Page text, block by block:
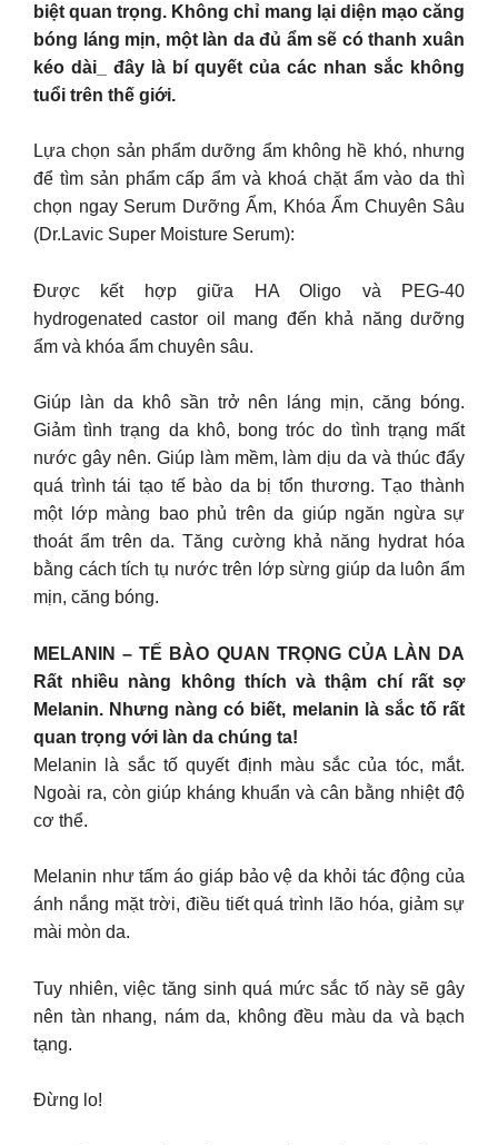
biệt quan trọng. Không chỉ mang lại diện mạo căng
bóng láng mịn, một làn da đủ ẩm sẽ có thanh xuân
kéo dài_ đây là bí quyết của các nhan sắc không
tuổi trên thế giới.
Lựa chọn sản phẩm dưỡng ẩm không hề khó, nhưng
để tìm sản phẩm cấp ẩm và khoá chặt ẩm vào da thì
chọn ngay Serum Dưỡng Ẩm, Khóa Ẩm Chuyên Sâu
(Dr.Lavic Super Moisture Serum):
Được kết hợp giữa HA Oligo và PEG-40
hydrogenated castor oil mang đến khả năng dưỡng
ẩm và khóa ẩm chuyên sâu.
Giúp làn da khô sần trở nên láng mịn, căng bóng.
Giảm tình trạng da khô, bong tróc do tình trạng mất
nước gây nên. Giúp làm mềm, làm dịu da và thúc đẩy
quá trình tái tạo tế bào da bị tổn thương. Tạo thành
một lớp màng bao phủ trên da giúp ngăn ngừa sự
thoát ẩm trên da. Tăng cường khả năng hydrat hóa
bằng cách tích tụ nước trên lớp sừng giúp da luôn ẩm
mịn, căng bóng.
MELANIN – TẾ BÀO QUAN TRỌNG CỦA LÀN DA
Rất nhiều nàng không thích và thậm chí rất sợ
Melanin. Nhưng nàng có biết, melanin là sắc tố rất
quan trọng với làn da chúng ta!
Melanin là sắc tố quyết định màu sắc của tóc, mắt.
Ngoài ra, còn giúp kháng khuẩn và cân bằng nhiệt độ
cơ thể.
Melanin như tấm áo giáp bảo vệ da khỏi tác động của
ánh nắng mặt trời, điều tiết quá trình lão hóa, giảm sự
mài mòn da.
Tuy nhiên, việc tăng sinh quá mức sắc tố này sẽ gây
nên tàn nhang, nám da, không đều màu da và bạch
tạng.
Đừng lo!